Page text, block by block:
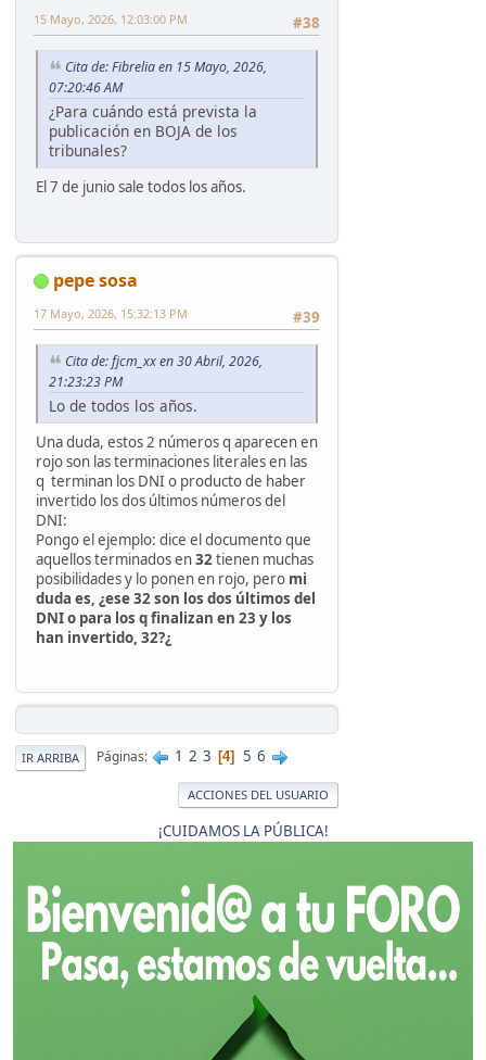
#38
15 Mayo, 2026, 12:03:00 PM
Cita de: Fibrelia en 15 Mayo, 2026,
07:20:46 AM
¿Para cuándo está prevista la
publicación en BOJA de los
tribunales?
El 7 de junio sale todos los años.
pepe sosa
#39
17 Mayo, 2026, 15:32:13 PM
Cita de: fjcm_xx en 30 Abril, 2026,
21:23:23 PM
Lo de todos los años.
Una duda, estos 2 números q aparecen en
rojo son las terminaciones literales en las
q terminan los DNI o producto de haber
invertido los dos últimos números del
DNI:
Pongo el ejemplo: dice el documento que
aquellos terminados en32tienen muchas
posibilidades y lo ponen en rojo, pero mi
duda es, ¿ese 32 son los dos últimos del
DNI o para los q finalizan en 23 y los
han invertido, 32?¿
IR ARRIBA Páginas 1 2 3 4 5 6
ACCIONES DEL USUARIO
¡CUIDAMOS LA PÚBLICA!